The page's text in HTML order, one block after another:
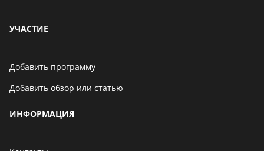
УЧАСТИЕ
Добавить программу
Добавить обзор или статью
ИНФОРМАЦИЯ